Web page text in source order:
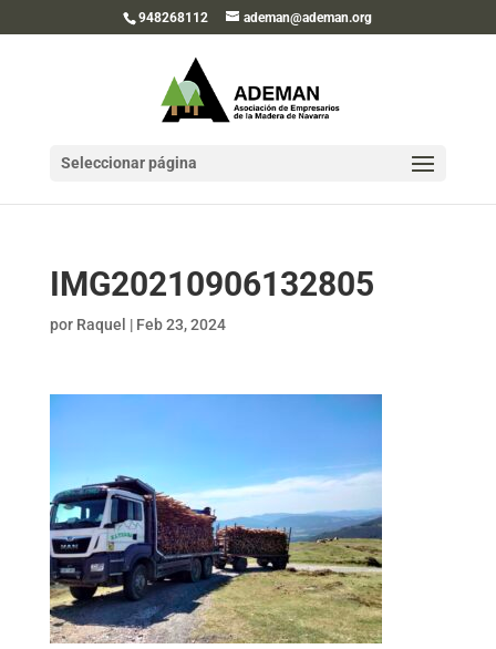
948268112 ademan@ademan.org
Seleccionar página
IMG20210906132805
por Raquel | Feb 23, 2024